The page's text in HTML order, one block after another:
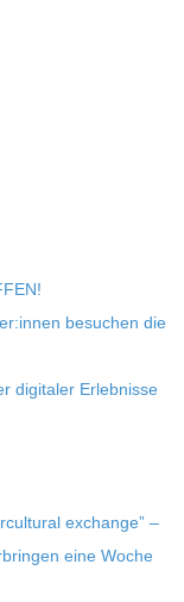
besu­chen die
digi­ta­ler Erleb­nisse
exch­ange” –
eine Woche